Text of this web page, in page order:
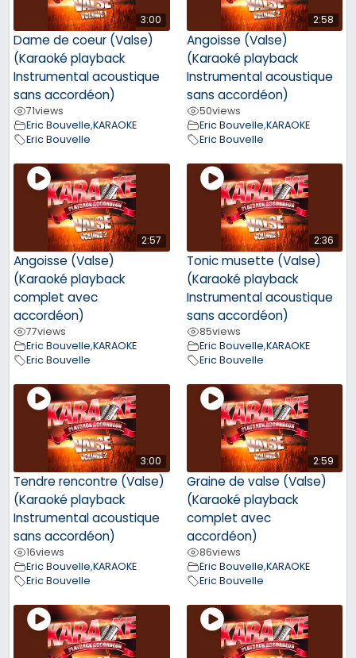
3:00
Dame de coeur (Valse)
(Karaoké playback
Instrumental acoustique
sans accordéon)
71views
Eric Bouvelle,KARAOKE
Eric Bouvelle
2:58
Angoisse (Valse)
(Karaoké playback
Instrumental acoustique
sans accordéon)
50views
Eric Bouvelle,KARAOKE
Eric Bouvelle
2:57
Angoisse (Valse)
(Karaoké playback
complet avec
accordéon)
77views
Eric Bouvelle,KARAOKE
Eric Bouvelle
2:36
Tonic musette (Valse)
(Karaoké playback
Instrumental acoustique
sans accordéon)
85views
Eric Bouvelle,KARAOKE
Eric Bouvelle
3:00
Tendre rencontre (Valse)
(Karaoké playback
Instrumental acoustique
sans accordéon)
16views
Eric Bouvelle,KARAOKE
Eric Bouvelle
2:59
Graine de valse (Valse)
(Karaoké playback
complet avec
accordéon)
86views
Eric Bouvelle,KARAOKE
Eric Bouvelle